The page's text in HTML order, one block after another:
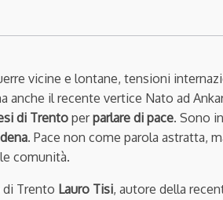
vicine e lontane, tensioni
anche il recente vertice Nato ad
di Trento perparlare di pace. Sono
. Pace non come parola astratta,
comunità.
di Trento Lauro Tisi, autore della